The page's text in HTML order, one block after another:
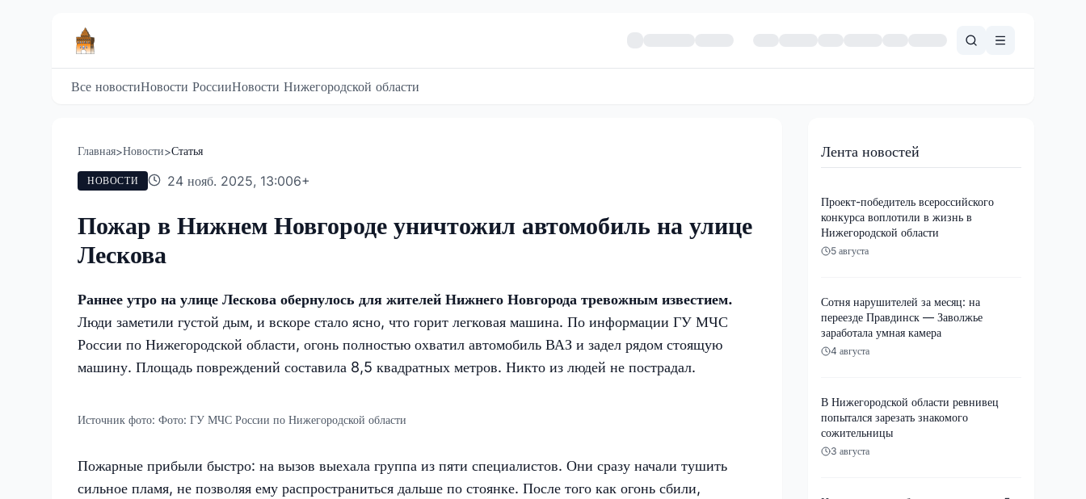
Все новостиНовости РоссииНовости Нижегородской области
Главная>Новости>Статья
НОВОСТИ 24 нояб. 2025, 13:006+
Пожар в Нижнем Новгороде уничтожил автомобиль на улице
Лескова
Раннее утро на улице Лескова обернулось для жителей Нижнего Новгорода тревожным известием.
Люди заметили густой дым, и вскоре стало ясно, что горит легковая машина. По информации ГУ МЧС
России по Нижегородской области, огонь полностью охватил автомобиль ВАЗ и задел рядом стоящую
машину. Площадь повреждений составила 8,5 квадратных метров. Никто из людей не пострадал.
Источник фото: Фото: ГУ МЧС России по Нижегородской области
Пожарные прибыли быстро: на вызов выехала группа из пяти специалистов. Они сразу начали тушить
сильное пламя, не позволяя ему распространиться дальше по стоянке. После того как огонь сбили,
Лента новостей
Проект-победитель всероссийского
конкурса воплотили в жизнь в
Нижегородской области
5 августа
Сотня нарушителей за месяц: на
переезде Правдинск — Заволжье
заработала умная камера
4 августа
В Нижегородской области ревнивец
попытался зарезать знакомого
сожительницы
3 августа